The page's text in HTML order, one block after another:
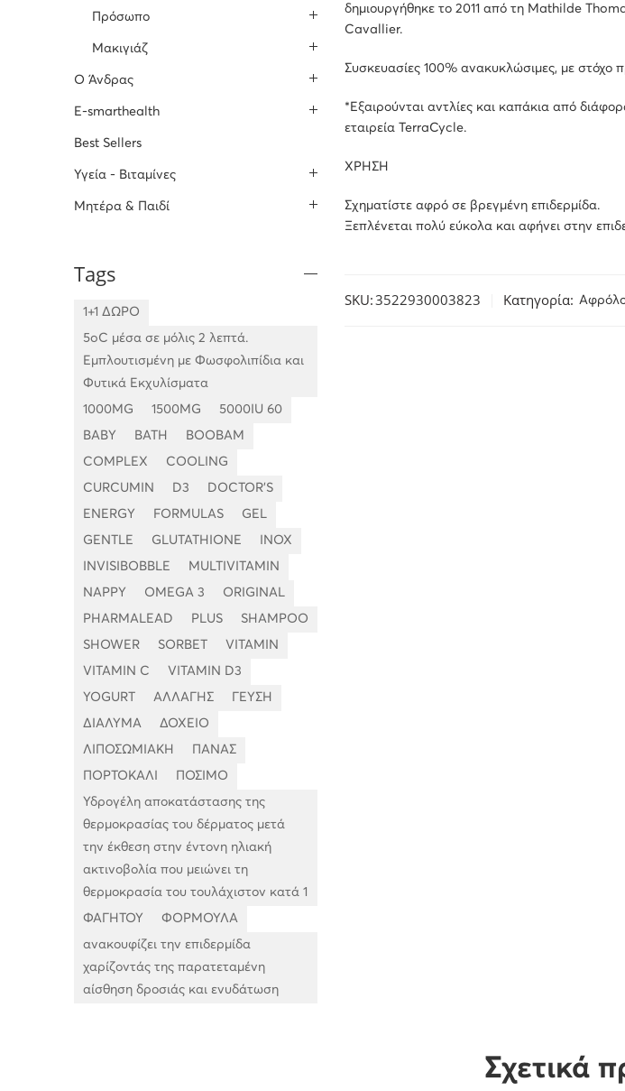
δημιουργήθηκε το 2011 από τη Mathilde
Cavallier.
Συσκευασίες 100% ανακυκλώσιμες, με στόχο
*Εξαιρούνται αντλίες και καπάκια από
εταιρεία TerraCycle.
ΧΡΗΣΗ
Σχηματίστε αφρό σε βρεγμένη επιδερμίδα.
Ξεπλένεται πολύ εύκολα και αφήνει στην
SKU:3522930003823 Κατηγορία:
Πρόσωπο
Μακιγιάζ
O Άνδρας
E-smarthealth
Best Sellers
Υγεία - Βιταμίνες
Μητέρα & Παιδί
Tags
1+1 ΔΩΡΟ
5oC μέσα σε μόλις 2 λεπτά.
Εμπλουτισμένη με Φωσφολιπίδια και
Φυτικά Εκχυλίσματα
1000MG 1500MG 5000IU 60
BABY BATH BOOBAM
COMPLEX COOLING
CURCUMIN D3 DOCTOR'S
ENERGY FORMULAS GEL
GENTLE GLUTATHIONE INOX
INVISIBOBBLE MULTIVITAMIN
NAPPY OMEGA 3 ORIGINAL
PHARMALEAD PLUS SHAMPOO
SHOWER SORBET VITAMIN
VITAMIN C VITAMIN D3
YOGURT ΑΛΛΑΓΗΣ ΓΕΥΣΗ
ΔΙΑΛΥΜΑ ΔΟΧΕΙΟ
ΛΙΠΟΣΩΜΙΑΚΗ ΠΑΝΑΣ
ΠΟΡΤΟΚΑΛΙ ΠΟΣΙΜΟ
Υδρογέλη αποκατάστασης της
θερμοκρασίας του δέρματος μετά
την έκθεση στην έντονη ηλιακή
ακτινοβολία που μειώνει τη
θερμοκρασία του τουλάχιστον κατά 1
ΦΑΓΗΤΟΥ ΦΟΡΜΟΥΛΑ
ανακουφίζει την επιδερμίδα
χαρίζοντάς της παρατεταμένη
αίσθηση δροσιάς και ενυδάτωση
Σχετικά